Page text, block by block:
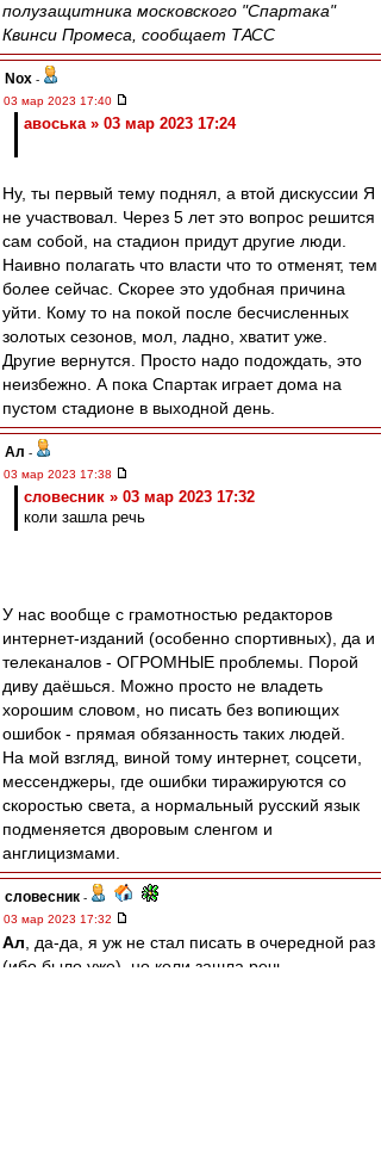
полузащитника московского "Спартака"
Квинси Промеса, сообщает ТАСС
Nox -
03 мар 2023 17:40
авоська » 03 мар 2023 17:24
Ну, ты первый тему поднял, а втой дискуссии Я
не участвовал. Через 5 лет это вопрос решится
сам собой, на стадион придут другие люди.
Наивно полагать что власти что то отменят, тем
более сейчас. Скорее это удобная причина
уйти. Кому то на покой после бесчисленных
золотых сезонов, мол, ладно, хватит уже.
Другие вернутся. Просто надо подождать, это
неизбежно. А пока Спартак играет дома на
пустом стадионе в выходной день.
Ал -
03 мар 2023 17:38
словесник » 03 мар 2023 17:32
коли зашла речь
У нас вообще с грамотностью редакторов
интернет-изданий (особенно спортивных), да и
телеканалов - ОГРОМНЫЕ проблемы. Порой
диву даёшься. Можно просто не владеть
хорошим словом, но писать без вопиющих
ошибок - прямая обязанность таких людей.
На мой взгляд, виной тому интернет, соцсети,
мессенджеры, где ошибки тиражируются со
скоростью света, а нормальный русский язык
подменяется дворовым сленгом и
англицизмами.
словесник -
03 мар 2023 17:32
Ал , да-да, я уж не стал писать в очередной раз
(ибо было уже), но коли зашла речь...